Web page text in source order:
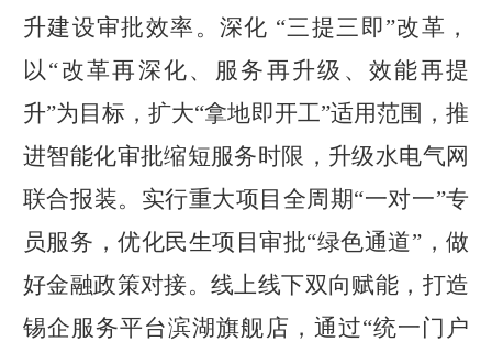
升建设审批效率。深化 “三提三即”改革，
以“改革再深化、服务再升级、效能再提
升”为目标，扩大“拿地即开工”适用范围，推
进智能化审批缩短服务时限，升级水电气网
联合报装。实行重大项目全周期“一对一”专
员服务，优化民生项目审批“绿色通道”，做
好金融政策对接。线上线下双向赋能，打造
锡企服务平台滨湖旗舰店，通过“统一门户